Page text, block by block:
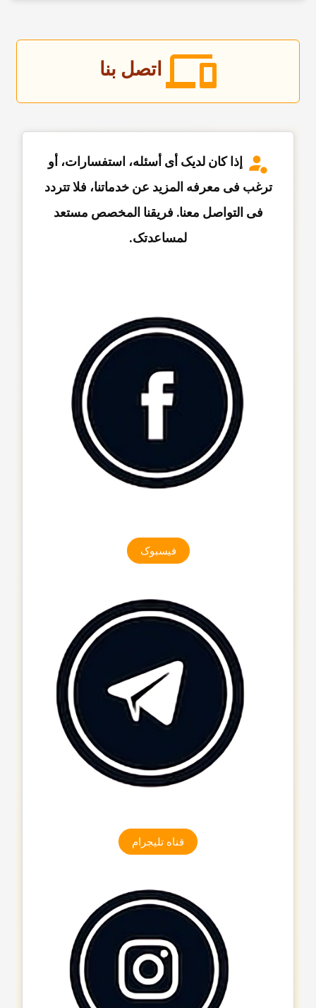
اتصل بنا
إذا کان لدیک أی أسئله، استفسارات، أو
ترغب فی معرفه المزید عن خدماتنا، فلا تتردد
فی التواصل معنا. فریقنا المخصص مستعد
لمساعدتک.
فیسبوک
قناه تلیجرام